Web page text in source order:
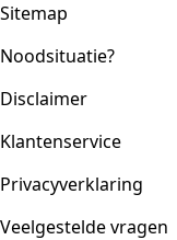
Sitemap
Noodsituatie?
Disclaimer
Klantenservice
Privacyverklaring
Veelgestelde vragen